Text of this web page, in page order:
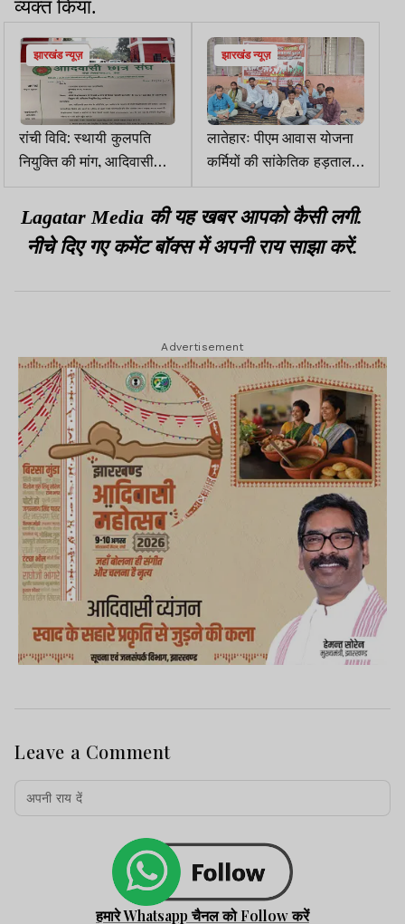
व्यक्त किया.
झारखंड न्यूज़
रांची विवि: स्थायी कुलपति
नियुक्ति की मांग, आदिवासी
छात्र संघ ने राज्यपाल को
लिखा पत्र
झारखंड न्यूज़
लातेहारः पीएम आवास योजना
कर्मियों की सांकेतिक हड़ताल
दूसरे दिन भी जारी
Lagatar Media की यह खबर आपको कैसी लगी.
नीचे दिए गए कमेंट बॉक्स में अपनी राय साझा करें.
Advertisement
Leave a Comment
हमारे Whatsapp चैनल को Follow करें